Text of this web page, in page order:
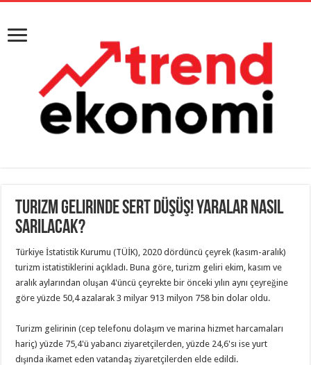
Turizm Gelirinde Sert Düşüş! Yaralar Nasıl
Sarılacak?
Türkiye İstatistik Kurumu (TÜİK), 2020 dördüncü çeyrek (kasım-aralık)
turizm istatistiklerini açıkladı. Buna göre, turizm geliri ekim, kasım ve
aralık aylarından oluşan 4'üncü çeyrekte bir önceki yılın aynı çeyreğine
göre yüzde 50,4 azalarak 3 milyar 913 milyon 758 bin dolar oldu.
Turizm gelirinin (cep telefonu dolaşım ve marina hizmet harcamaları
hariç) yüzde 75,4'ü yabancı ziyaretçilerden, yüzde 24,6'sı ise yurt
dışında ikamet eden vatandaş ziyaretçilerden elde edildi.